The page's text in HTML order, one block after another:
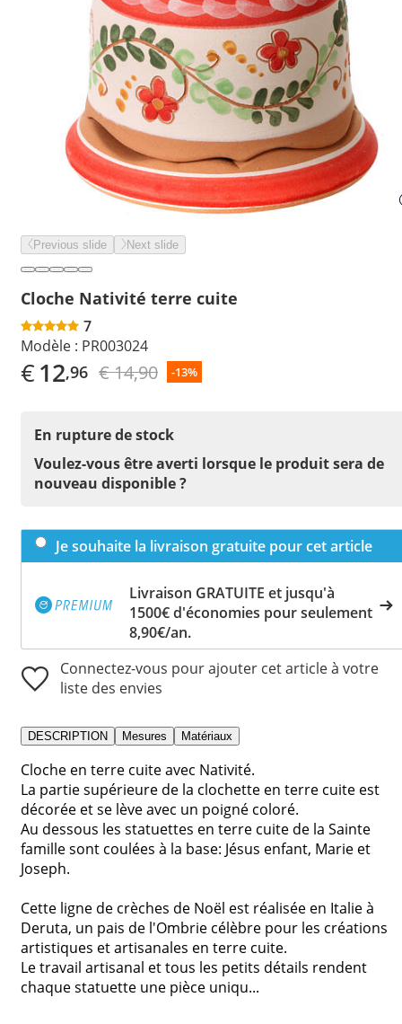
Previous slide Next slide
Cloche Nativité terre cuite
7
Modèle : PR003024
€12,96 € 14,90 -13%
En rupture de stock
Voulez-vous être averti lorsque le produit sera de
nouveau disponible ?
Je souhaite la livraison gratuite pour cet article
Livraison GRATUITE et jusqu'à
1500€ d'économies pour seulement
8,90€/an.
Connectez-vous pour ajouter cet article à votre
liste des envies
DESCRIPTION Mesures Matériaux
Cloche en terre cuite avec Nativité.
La partie supérieure de la clochette en terre cuite est
décorée et se lève avec un poigné coloré.
Au dessous les statuettes en terre cuite de la Sainte
famille sont coulées à la base: Jésus enfant, Marie et
Joseph.
Cette ligne de crèches de Noël est réalisée en Italie à
Deruta, un pais de l'Ombrie célèbre pour les créations
artistiques et artisanales en terre cuite.
Le travail artisanal et tous les petits détails rendent
chaque statuette une pièce uniqu...